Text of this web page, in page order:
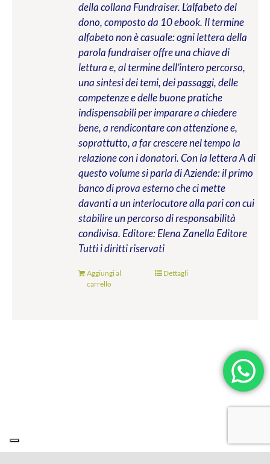
della collana Fundraiser. L’alfabeto del
dono, composto da 10 ebook. Il termine
alfabeto non è casuale: ogni lettera della
parola fundraiser offre una chiave di
lettura e, al termine dell’intero percorso,
una sintesi dei temi, dei passaggi, delle
competenze e delle buone pratiche
indispensabili per imparare a chiedere
bene, a rendicontare con attenzione e,
soprattutto, a far crescere nel tempo la
relazione con i donatori. Con la lettera A di
questo volume si parla di Aziende: il primo
banco di prova esterno che ci mette
davanti a un interlocutore alla pari con cui
stabilire un percorso di responsabilità
condivisa. Editore: Elena Zanella Editore
Tutti i diritti riservati
Aggiungi al
carrello
Dettagli